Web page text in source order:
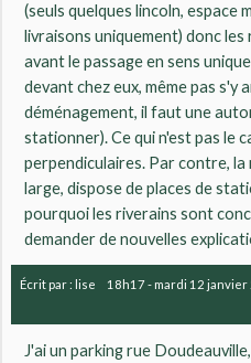
(seuls quelques lincoln,
livraisons uniquement) donc
avant le passage en sens
devant chez eux, même pas s'y
déménagement, il faut une
stationner). Ce qui n'est pas le
perpendiculaires. Par contre, la
large, dispose de places de
pourquoi les riverains sont
demander de nouvelles
Écrit par : lise 18h17- mardi 12 janvier
J'ai un parking rue